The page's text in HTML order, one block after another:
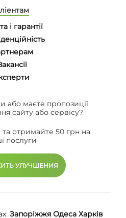
і гарантії
маєте пропозиції
сайту або сервісу?
та отримайте 50 грн на
послуги
УЛУЧШЕНИЯ
Запоріжжя Одеса Харків